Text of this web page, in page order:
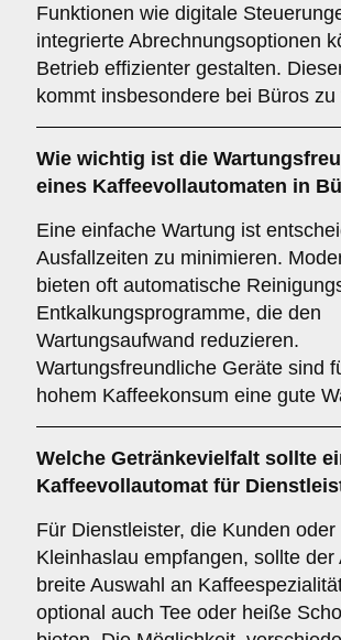
Funktionen wie digitale
integrierte Abrechnungsoptionen
Betrieb effizienter gestalten.
kommt insbesondere bei Büros zu
Wie wichtig ist die
eines Kaffeevollautomaten in
Eine einfache Wartung ist
Ausfallzeiten zu minimieren.
bieten oft automatische
Entkalkungsprogramme, die den
Wartungsaufwand reduzieren.
Wartungsfreundliche Geräte sind
hohem Kaffeekonsum eine gute
Welche Getränkevielfalt sollte
Kaffeevollautomat für
Für Dienstleister, die Kunden oder
Kleinhaslau empfangen, sollte der
breite Auswahl an
optional auch Tee oder heiße